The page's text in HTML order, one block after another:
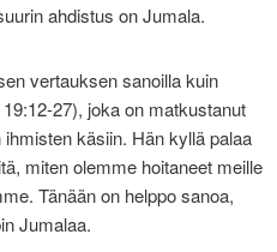
ahdistus on Jumala.
vertauksen sanoilla kuin
27), joka on matkustanut
käsiin. Hän kyllä palaa
miten olemme hoitaneet meille
Tänään on helppo sanoa,
Jumalaa.